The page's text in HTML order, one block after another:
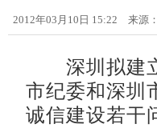
2012年03月10日 15:22 来源
深圳拟建立
市纪委和深圳
诚信建设若干